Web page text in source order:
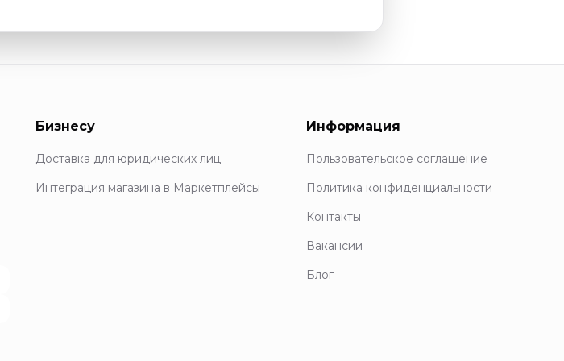
Бизнесу
Доставка для юридических лиц
Интеграция магазина в Маркетплейсы
Информация
Пользовательское соглашение
Политика конфиденциальности
Контакты
Вакансии
Блог